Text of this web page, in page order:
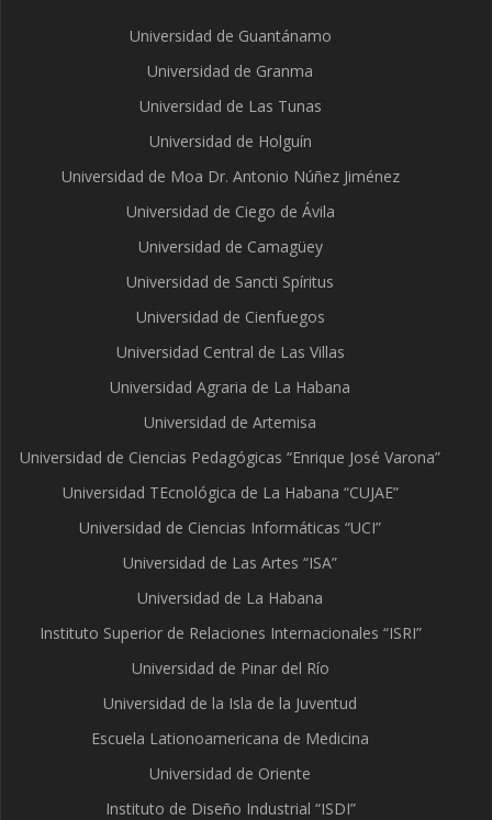
Universidad de Guantánamo
Universidad de Granma
Universidad de Las Tunas
Universidad de Holguín
Universidad de Moa Dr. Antonio Núñez Jiménez
Universidad de Ciego de Ávila
Universidad de Camagüey
Universidad de Sancti Spíritus
Universidad de Cienfuegos
Universidad Central de Las Villas
Universidad Agraria de La Habana
Universidad de Artemisa
Universidad de Ciencias Pedagógicas “Enrique José Varona”
Universidad TEcnológica de La Habana “CUJAE”
Universidad de Ciencias Informáticas “UCI”
Universidad de Las Artes “ISA”
Universidad de La Habana
Instituto Superior de Relaciones Internacionales “ISRI”
Universidad de Pinar del Río
Universidad de la Isla de la Juventud
Escuela Lationoamericana de Medicina
Universidad de Oriente
Instituto de Diseño Industrial “ISDI”